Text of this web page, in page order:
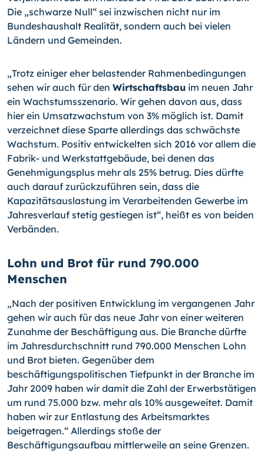
Die „schwarze Null“ sei inzwischen nicht nur im
Bundeshaushalt Realität, sondern auch bei vielen
Ländern und Gemeinden.
„Trotz einiger eher belastender Rahmenbedingungen
sehen wir auch für den Wirtschaftsbau im neuen Jahr
ein Wachstumsszenario. Wir gehen davon aus, dass
hier ein Umsatzwachstum von 3% möglich ist. Damit
verzeichnet diese Sparte allerdings das schwächste
Wachstum. Positiv entwickelten sich 2016 vor allem die
Fabrik- und Werkstattgebäude, bei denen das
Genehmigungsplus mehr als 25% betrug. Dies dürfte
auch darauf zurückzuführen sein, dass die
Kapazitätsauslastung im Verarbeitenden Gewerbe im
Jahresverlauf stetig gestiegen ist“, heißt es von beiden
Verbänden.
Lohn und Brot für rund 790.000
Menschen
„Nach der positiven Entwicklung im vergangenen Jahr
gehen wir auch für das neue Jahr von einer weiteren
Zunahme der Beschäftigung aus. Die Branche dürfte
im Jahresdurchschnitt rund 790.000 Menschen Lohn
und Brot bieten. Gegenüber dem
beschäftigungspolitischen Tiefpunkt in der Branche im
Jahr 2009 haben wir damit die Zahl der Erwerbstätigen
um rund 75.000 bzw. mehr als 10% ausgeweitet. Damit
haben wir zur Entlastung des Arbeitsmarktes
beigetragen.“ Allerdings stoße der
Beschäftigungsaufbau mittlerweile an seine Grenzen.